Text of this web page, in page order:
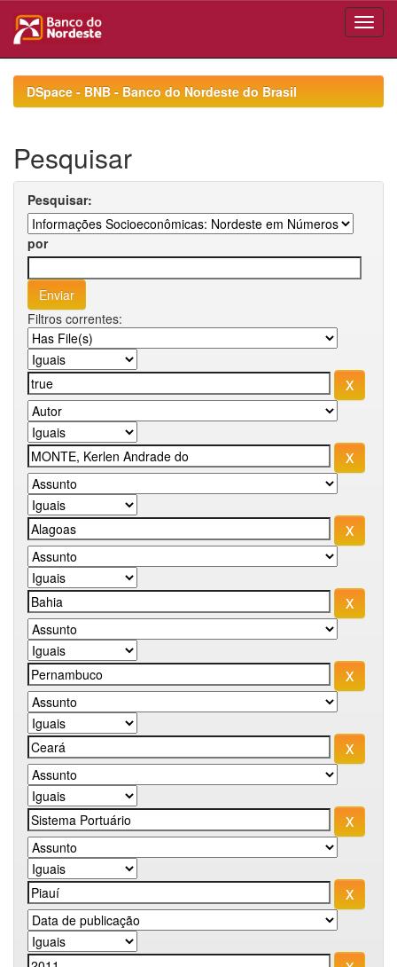
navigationDSpace - BNB - Banco do Nordeste do Brasil
Pesquisar
Pesquisar:
por
Filtros correntes: